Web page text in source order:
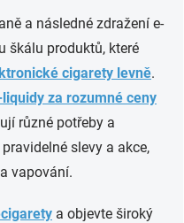
a následné zdražení e-
škálu produktů, které
cigarety levně.
za rozumné ceny
různé potřeby a
slevy a akce,
vapování.
a objevte široký